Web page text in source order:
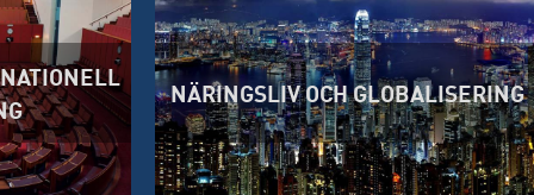
NÄRINGSLIV OCH GLOBALISERING